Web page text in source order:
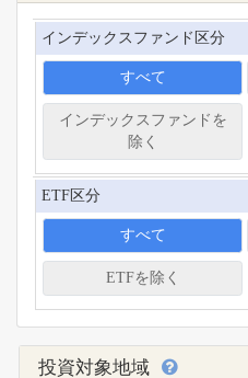
インデックスファンド区分
すべて
インデックスファンドを
除く
ETF区分
すべて
ETFを除く
投資対象地域